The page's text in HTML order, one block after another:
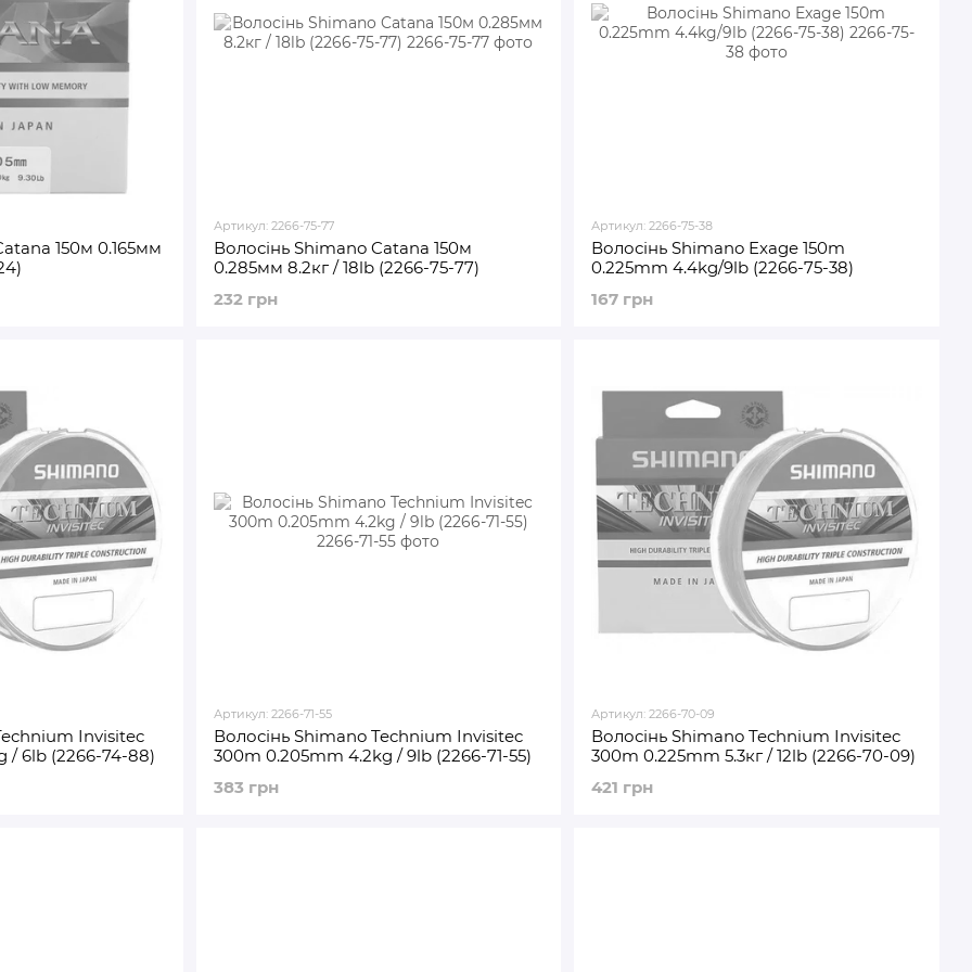
150м 0.165мм
Артикул: 2266-75-77
Волосінь Shimano Catana 150м
0.285мм 8.2кг / 18lb (2266-75-77)
232 грн
Артикул: 2266-75-38
Волосінь Shimano Exage 150m
0.225mm 4.4kg/9lb (2266-75-38)
167 грн
Invisitec
/ 6lb (2266-74-88)
Артикул: 2266-71-55
Волосінь Shimano Technium Invisitec
300m 0.205mm 4.2kg / 9lb (2266-71-55)
383 грн
Артикул: 2266-70-09
Волосінь Shimano Technium Invisitec
300m 0.225mm 5.3кг / 12lb (2266-70-09)
421 грн